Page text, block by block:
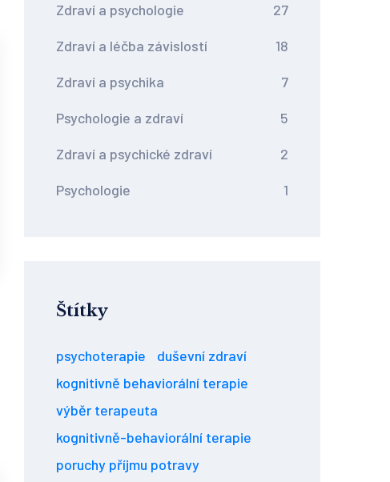
Zdraví a psychologie 27
Zdraví a léčba závislostí 18
Zdraví a psychika 7
Psychologie a zdraví 5
Zdraví a psychické zdraví 2
Psychologie 1
Štítky
psychoterapie
duševní zdraví
kognitivně behaviorální terapie
výběr terapeuta
kognitivně-behaviorální terapie
poruchy příjmu potravy